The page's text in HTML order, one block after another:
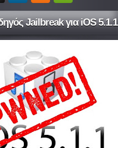
Jailbreak για iOS 5.1.1